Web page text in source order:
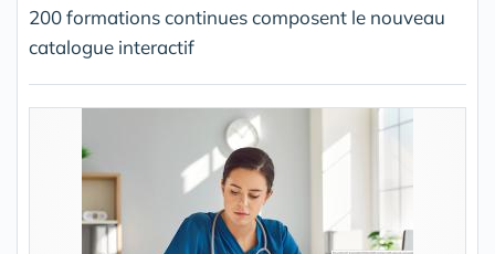
200 formations continues composent le nouveau
catalogue interactif